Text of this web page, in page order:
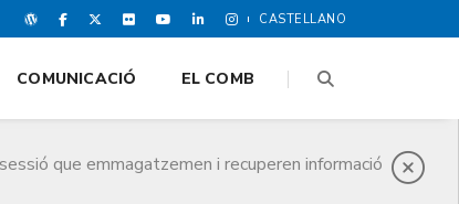
CASTELLANO
que emmagatzemen i recuperen informació
COMUNICACIÓ EL COMB